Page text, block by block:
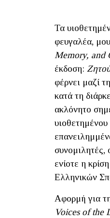
Τα
φευγαλέα,
Memory, and
έκδοση:
φέρνει μαζί
κατά τη
ακλόνητο
συνομιλητές,
ενίοτε η
Ελληνικών
Αφορμή για
Voices of the